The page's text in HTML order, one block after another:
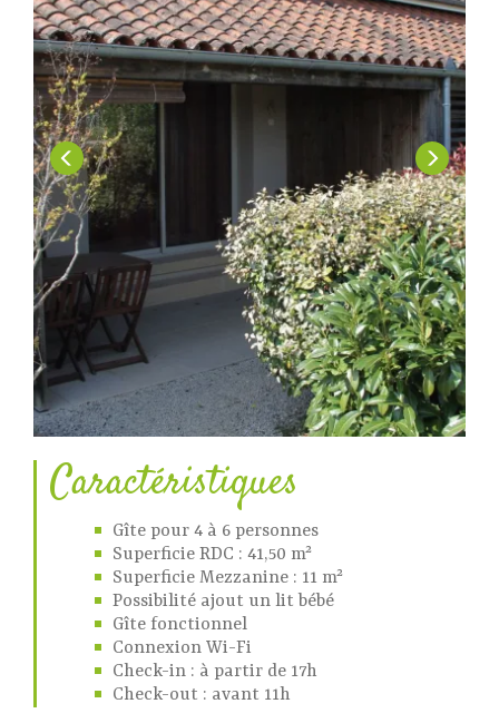
Caractéristiques
Gîte pour 4 à 6 personnes
Superficie RDC : 41,50 m²
Superficie Mezzanine : 11 m²
Possibilité ajout un lit bébé
Gîte fonctionnel
Connexion Wi-Fi
Check-in : à partir de 17h
Check-out : avant 11h